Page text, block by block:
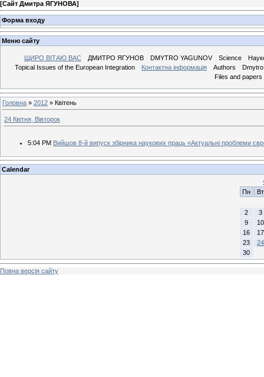
[Сайт Дмитра ЯГУНОВА]
Форма входу
Меню сайту
ЩИРО ВІТАЮ ВАС ДМИТРО ЯГУНОВ DMYTRO YAGUNOV Science
Topical Issues of the European Integration
Контактна інформація Authors
Files and papers
Головна » 2012 » Квітень
24 Квітня, Вівторок
5:04 PM Вийшов 8-й випуск збірника наукових праць «Актуальні проблеми
Calendar
Пн
Вт
2
3
9
10
16
17
23
24
30
Повна версія сайту